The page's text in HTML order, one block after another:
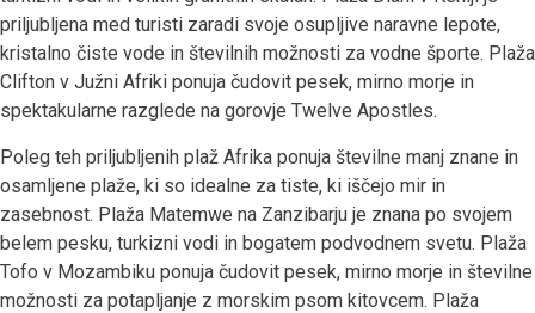
priljubljena med turisti zaradi svoje osupljive naravne lepote,
kristalno čiste vode in številnih možnosti za vodne športe. Plaža
Clifton v Južni Afriki ponuja čudovit pesek, mirno morje in
spektakularne razglede na gorovje Twelve Apostles.
Poleg teh priljubljenih plaž Afrika ponuja številne manj znane in
osamljene plaže, ki so idealne za tiste, ki iščejo mir in
zasebnost. Plaža Matemwe na Zanzibarju je znana po svojem
belem pesku, turkizni vodi in bogatem podvodnem svetu. Plaža
Tofo v Mozambiku ponuja čudovit pesek, mirno morje in številne
možnosti za potapljanje z morskim psom kitovcem. Plaža